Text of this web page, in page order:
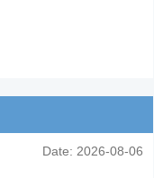
Date: 2026-08-06